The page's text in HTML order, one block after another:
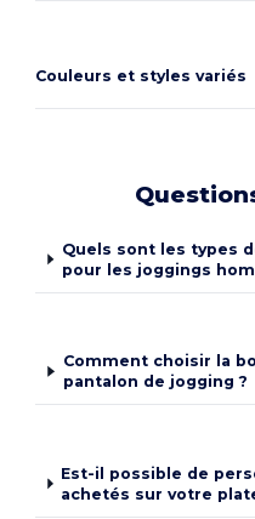
Couleurs et styles variés
Quels sont les types
pour les joggings
Comment choisir la
pantalon de jogging ?
Est-il possible de
achetés sur votre